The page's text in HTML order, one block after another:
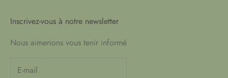
Inscrivez-vous à notre newsletter
Nous aimerions vous tenir informé